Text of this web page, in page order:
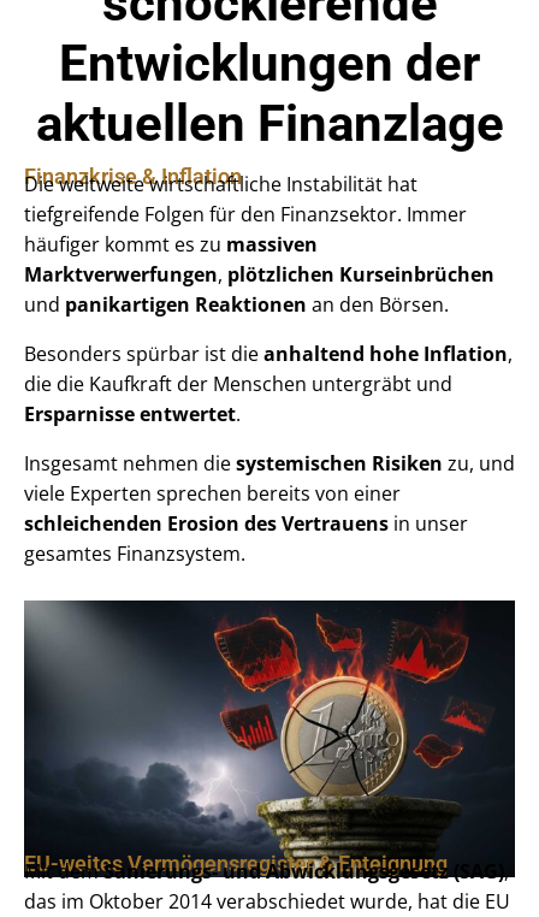
Entwicklungen der
aktuellen Finanzlage
Finanzkrise & Inflation
Die weltweite wirtschaftliche Instabilität hat
tiefgreifende Folgen für den Finanzsektor. Immer
häufiger kommt es zu massiven
Marktverwerfungen, plötzlichen Kurseinbrüchen
und panikartigen Reaktionen an den Börsen.
Besonders spürbar ist dieanhaltend hohe Inflation,
die die Kaufkraft der Menschen untergräbt und
Ersparnisse entwertet.
Insgesamt nehmen diesystemischen Risiken zu, und
viele Experten sprechen bereits von einer
schleichenden Erosion des Vertrauens in unser
gesamtes Finanzsystem.
EU-weites Vermögensregister & Enteignung
Mit demSanierungs- und Abwicklungsgesetz (SAG),
das im Oktober 2014 verabschiedet wurde, hat die EU